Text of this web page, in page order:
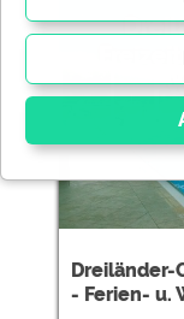
Dreiländer-
- Ferien- u.
Essenziell
Essenzielle Cookies
Funktionen und sind
Website dringend
werden Teile der